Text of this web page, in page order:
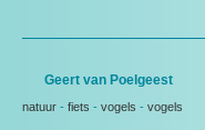
Geert van Poelgeest
natuur - fiets - vogels - vogels